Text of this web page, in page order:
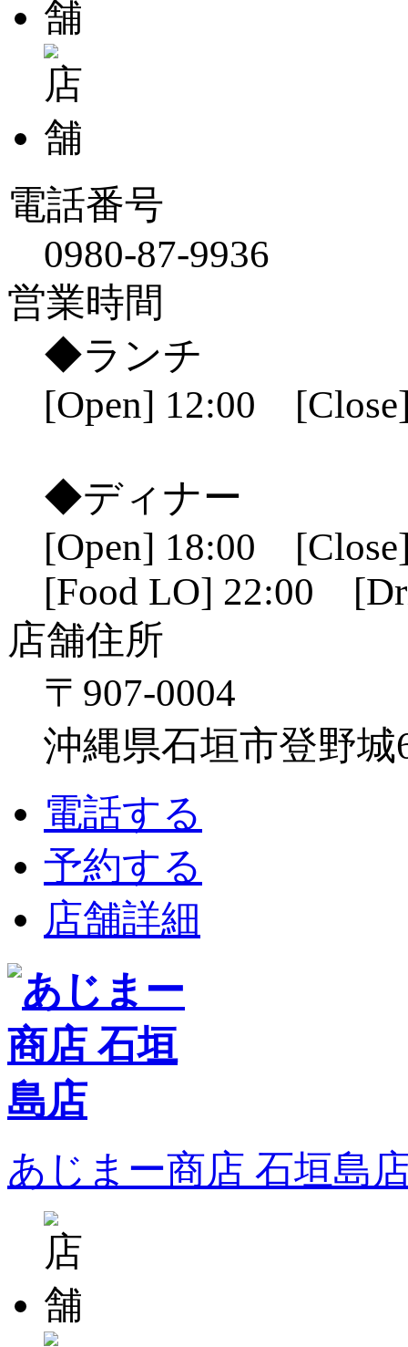
電話番号
0980-87-9936
営業時間
◆ランチ
[Open] 12:00
◆ディナー
[Open] 18:00
[Food LO] 22:00
店舗住所
〒907-0004
沖縄県石垣市登野城
電話する
予約する
店舗詳細
あじまー商店 石垣島